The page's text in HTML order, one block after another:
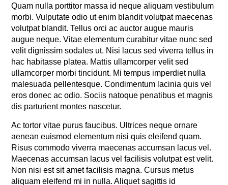
Quam nulla porttitor massa id neque aliquam vestibulum
morbi. Vulputate odio ut enim blandit volutpat maecenas
volutpat blandit. Tellus orci ac auctor augue mauris
augue neque. Vitae elementum curabitur vitae nunc sed
velit dignissim sodales ut. Nisi lacus sed viverra tellus in
hac habitasse platea. Mattis ullamcorper velit sed
ullamcorper morbi tincidunt. Mi tempus imperdiet nulla
malesuada pellentesque. Condimentum lacinia quis vel
eros donec ac odio. Sociis natoque penatibus et magnis
dis parturient montes nascetur.
Ac tortor vitae purus faucibus. Ultrices neque ornare
aenean euismod elementum nisi quis eleifend quam.
Risus commodo viverra maecenas accumsan lacus vel.
Maecenas accumsan lacus vel facilisis volutpat est velit.
Non nisi est sit amet facilisis magna. Cursus metus
aliquam eleifend mi in nulla. Aliquet sagittis id